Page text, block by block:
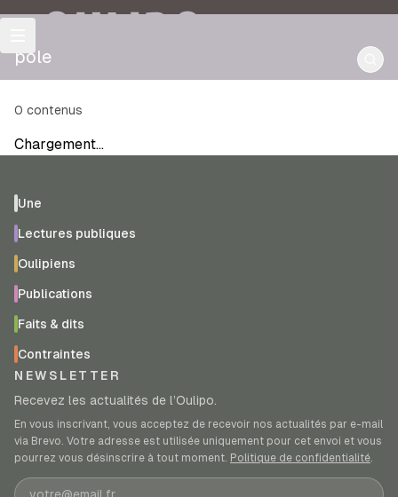
OULIPO
pôle
0 contenus
Chargement…
Une
Lectures publiques
Oulipiens
Publications
Faits & dits
Contraintes
NEWSLETTER
Recevez les actualités de l’Oulipo.
En vous inscrivant, vous acceptez de recevoir nos actualités par e-mail
via Brevo. Votre adresse est utilisée uniquement pour cet envoi et vous
pourrez vous désinscrire à tout moment. Politique de confidentialité.
Adresse e-mail